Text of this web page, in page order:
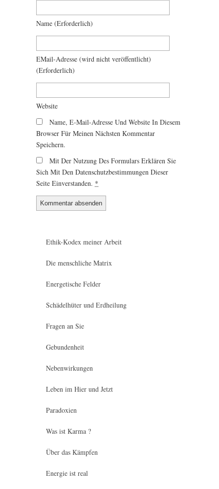
Name (erforderlich)
EMail-Adresse (wird nicht veröffentlicht)
(erforderlich)
Website
Name, E-Mail-Adresse Und Website In Diesem
Browser Für Meinen Nächsten Kommentar
Speichern.
Mit Der Nutzung Des Formulars Erklären Sie
Sich Mit Den Datenschutzbestimmungen Dieser
Seite Einverstanden. *
Ethik-Kodex meiner Arbeit
Die menschliche Matrix
Energetische Felder
Schädelhüter und Erdheilung
Fragen an Sie
Gebundenheit
Nebenwirkungen
Leben im Hier und Jetzt
Paradoxien
Was ist Karma ?
Über das Kämpfen
Energie ist real